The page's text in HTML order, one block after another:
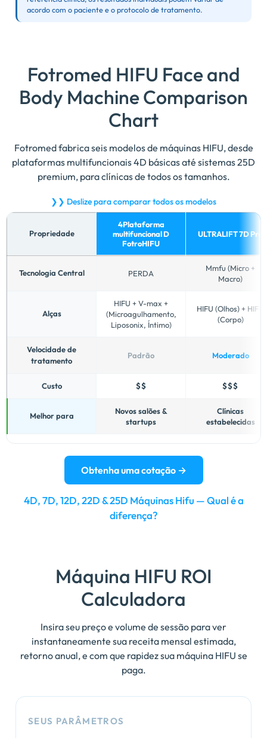
acordo com o paciente e o protocolo de tratamento.
Fotromed HIFU Face and
Body Machine Comparison
Chart
Fotromed fabrica seis modelos de máquinas HIFU, desde
plataformas multifuncionais 4D básicas até sistemas 25D
premium, para clínicas de todos os tamanhos.
❯❯ Deslize para comparar todos os modelos
tecnologia,
velocidade
de
tratamento,
e
adequado.
Propriedade
4Plataforma
multifuncional D
FotroHIFU
ULTRALIFT 7D Pró
Tecnologia Central PERDA
Mmfu (Micro +
Macro)
Alças
HIFU + V-max +
(Microagulhamento,
Liposonix, Íntimo)
HIFU (Olhos) + HIFU
(Corpo)
Velocidade de
tratamento
Padrão Moderado
Custo $$ $$$
Melhor para
Novos salões &
startups
Clínicas
estabelecidas
Obtenha uma cotação →
4D, 7D, 12D, 22D & 25D Máquinas Hifu — Qual é a
diferença?
Máquina HIFU ROI
Calculadora
Insira seu preço e volume de sessão para ver
instantaneamente sua receita mensal estimada,
retorno anual, e com que rapidez sua máquina HIFU se
paga.
SEUS PARÂMETROS